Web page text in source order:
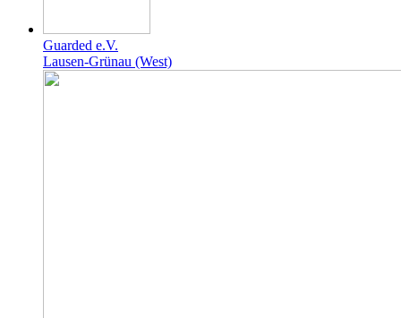
Guarded e.V.
Lausen-Grünau (West)